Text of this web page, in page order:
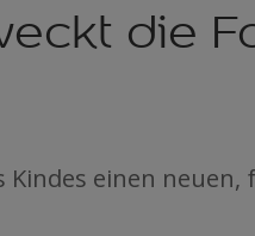
die
Kindes einen